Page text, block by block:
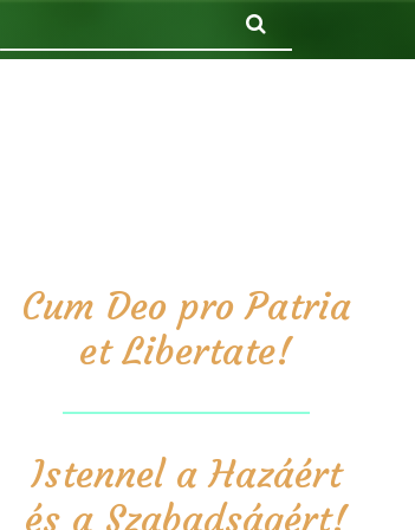
Cum Deo pro Patria
et Libertate!
Istennel a Hazáért
és a Szabadságért!